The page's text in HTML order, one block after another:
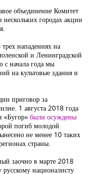
объединение Комитет
городах акции
нападениях на
и Ленинградской
с начала года мы
на культовые здания и
приговор за
1 августа 2018 года
«Бугор» были осуждены
погиб молодой
не менее 10 таких
страны.
заочно в марте 2018
русскому националисту